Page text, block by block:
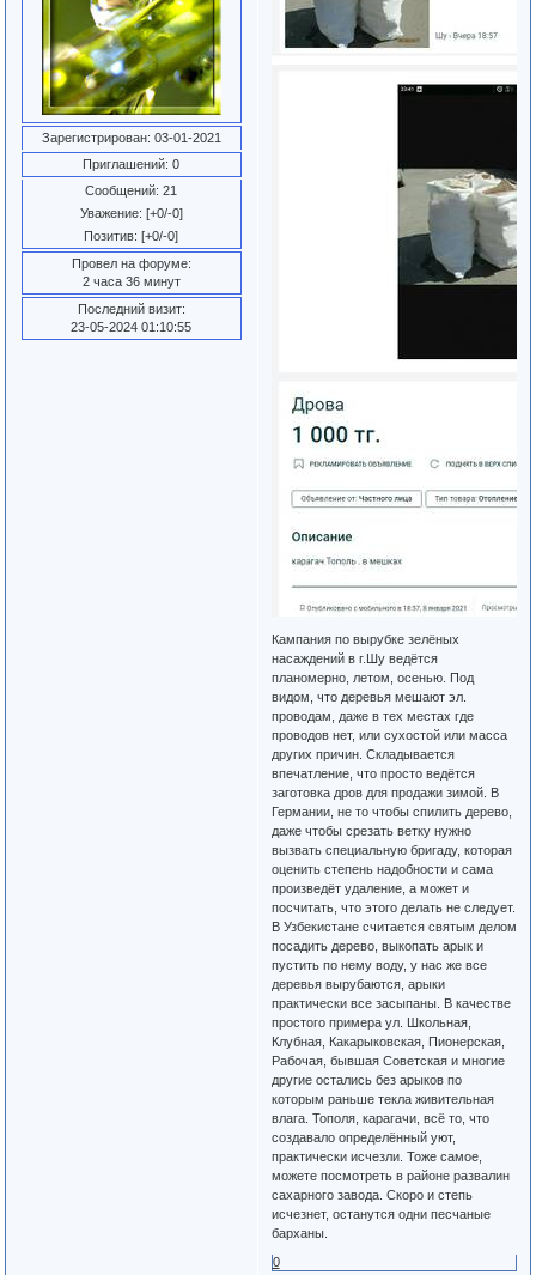
Зарегистрирован: 03-01-2021
Приглашений: 0
Сообщений: 21
Уважение: [+0/-0]
Позитив: [+0/-0]
Провел на форуме:
2 часа 36 минут
Последний визит:
23-05-2024 01:10:55
Кампания по вырубке зелёных
насаждений в г.Шу ведётся
планомерно, летом, осенью. Под
видом, что деревья мешают эл.
проводам, даже в тех местах где
проводов нет, или сухостой или масса
других причин. Складывается
впечатление, что просто ведётся
заготовка дров для продажи зимой. В
Германии, не то чтобы спилить дерево,
даже чтобы срезать ветку нужно
вызвать специальную бригаду, которая
оценить степень надобности и сама
произведёт удаление, а может и
посчитать, что этого делать не следует.
В Узбекистане считается святым делом
посадить дерево, выкопать арык и
пустить по нему воду, у нас же все
деревья вырубаются, арыки
практически все засыпаны. В качестве
простого примера ул. Школьная,
Клубная, Какарыковская, Пионерская,
Рабочая, бывшая Советская и многие
другие остались без арыков по
которым раньше текла живительная
влага. Тополя, карагачи, всё то, что
создавало определённый уют,
практически исчезли. Тоже самое,
можете посмотреть в районе развалин
сахарного завода. Скоро и степь
исчезнет, останутся одни песчаные
барханы.
0